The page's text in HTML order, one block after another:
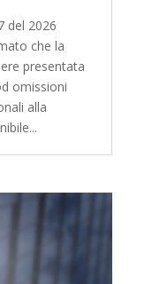
del 2026
che la
presentata
omissioni
alla